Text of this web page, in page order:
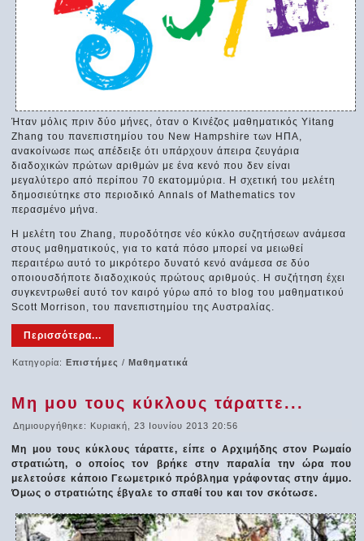
Ήταν μόλις πριν δύο μήνες, όταν ο Κινέζος μαθηματικός Yitang
Zhang του πανεπιστημίου του New Hampshire των ΗΠΑ,
ανακοίνωσε πως απέδειξε ότι υπάρχουν άπειρα ζευγάρια
διαδοχικών πρώτων αριθμών με ένα κενό που δεν είναι
μεγαλύτερο από περίπου 70 εκατομμύρια. Η σχετική του μελέτη
δημοσιεύτηκε στο περιοδικό Annals of Mathematics τον
περασμένο μήνα.
Η μελέτη του Zhang, πυροδότησε νέο κύκλο συζητήσεων ανάμεσα
στους μαθηματικούς, για το κατά πόσο μπορεί να μειωθεί
περαιτέρω αυτό το μικρότερο δυνατό κενό ανάμεσα σε δύο
οποιουσδήποτε διαδοχικούς πρώτους αριθμούς. Η συζήτηση έχει
συγκεντρωθεί αυτό τον καιρό γύρω από το blog του μαθηματικού
Scott Morrison, του πανεπιστημίου της Αυστραλίας.
Περισσότερα...
Κατηγορία:Επιστήμες /Μαθηματικά
Μη μου τους κύκλους τάραττε...
Δημιουργήθηκε: Κυριακή, 23 Ιουνίου 2013 20:56
Μη μου τους κύκλους τάραττε, είπε ο Αρχιμήδης στον Ρωμαίο
στρατιώτη, ο οποίος τον βρήκε στην παραλία την ώρα που
μελετούσε κάποιο Γεωμετρικό πρόβλημα γράφοντας στην άμμο.
Όμως ο στρατιώτης έβγαλε το σπαθί του και τον σκότωσε.